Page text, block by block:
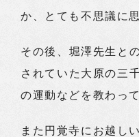
か、とても不思議に
その後、堀澤先生と
されていた大原の三
の運動などを教わっ
また円覚寺にお越し